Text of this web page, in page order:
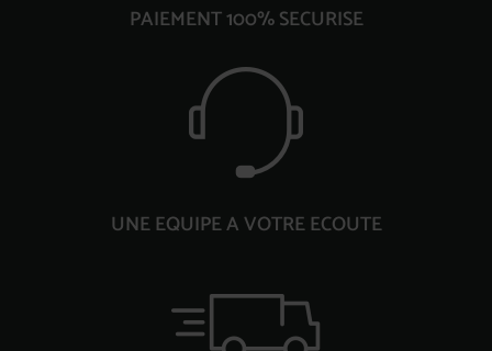
PAIEMENT 100% SECURISE
UNE EQUIPE A VOTRE ECOUTE